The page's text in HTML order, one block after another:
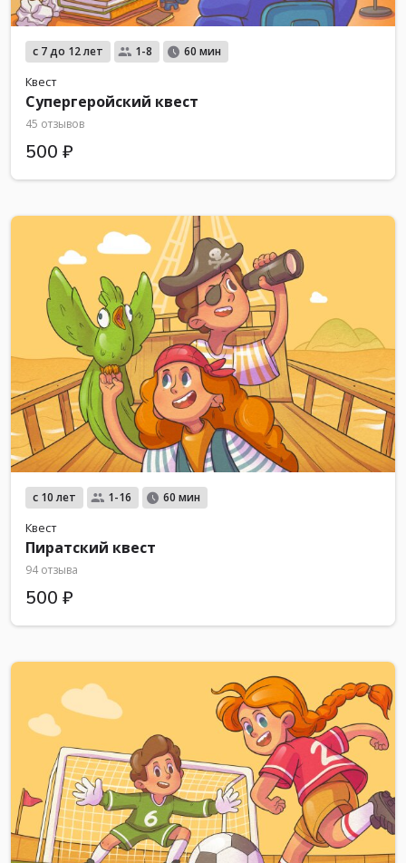
с 7 до 12 лет 1-8 60 мин
Квест
Супергеройский квест
45 отзывов
500 ₽
с 10 лет 1-16 60 мин
Квест
Пиратский квест
94 отзыва
500 ₽